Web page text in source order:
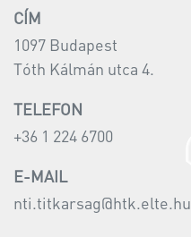
CÍM
1097 Budapest
Tóth Kálmán utca 4.
TELEFON
+36 1 224 6700
E-MAIL
nti.titkarsag@htk.elte.hu